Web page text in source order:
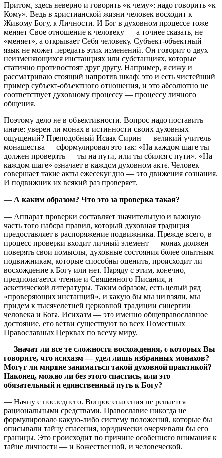
Притом, здесь неверно и говорить «к чему»: надо говорить «к
Кому». Ведь в христианской жизни человек восходит к
Живому Богу, к Личности. И Бог в духовном процессе тоже
меняет Свое отношение к человеку — а точнее сказать, не
«меняет», а открывает Себя человеку. Субъект-объектный
язык не может передать этих изменений. Он говорит о двух
неизменяющихся инстанциях или субстанциях, которые
статично противостоят друг другу. Например, я сижу и
рассматриваю стоящий напротив шкаф: это и есть чистейший
пример субъект-объектного отношения, и это абсолютно не
соответствует духовному процессу — процессу личного
общения.
Поэтому дело не в объективности. Вопрос надо поставить
иначе: уверен ли монах в истинности своих духовных
ощущений? Преподобный Исаак Сирин — великий учитель
монашества — сформулировал это так: «На каждом шаге ты
должен проверять — ты на пути, или ты сбился с пути». «На
каждом шаге» означает в каждом духовном акте. Человек
совершает такие акты ежесекундно — это движения сознания.
И подвижник их всякий раз проверяет.
— А каким образом? Что это за проверка такая?
— Аппарат проверки составляет значительную и важную
часть того набора правил, который духовная традиция
предоставляет в распоряжение подвижника. Прежде всего, в
процесс проверки входит личный элемент — монах должен
поверять свои помыслы, духовные состояния более опытным
подвижникам, которые способны оценить, происходит ли
восхождение к Богу или нет. Наряду с этим, конечно,
предполагается чтение и Священного Писания, и
аскетической литературы. Таким образом, есть целый ряд
«проверяющих инстанций», и какую бы мы ни взяли, мы
придем к тысячелетней церковной традиции синергии
человека и Бога. Исихазм — это именно общеправославное
достояние, его ветви существуют во всех Поместных
Православных Церквах по всему миру.
— Значат ли все те сложности восхождения, о которых Вы
говорите, что исихазм — удел лишь избранных монахов?
Могут ли миряне заниматься такой духовной практикой?
Наконец, можно ли без этого спастись, или это
обязательный и единственный путь к Богу?
— Начну с последнего. Вопрос спасения не решается
рациональными средствами. Православие никогда не
формулировало какую-либо систему положений, которые бы
описывали тайну спасения, юридически очерчивали бы его
границы. Это происходит по причине особенного внимания к
тайне личности — и Божественной, и человеческой.